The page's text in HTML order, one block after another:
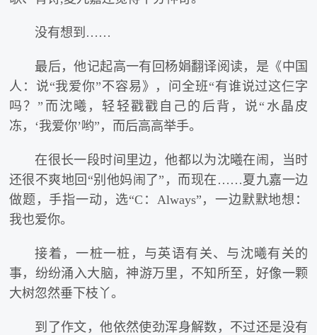
没有想到……
最后，他记起高一有回杨娟翻译阅读，是《中国
人：说“我爱你”不容易》，问全班“有谁说过这仨字
吗？”而沈曦，轻轻戳戳自己的后背，说“水晶皮
冻，‘我爱你’哟”，而后高高举手。
在很长一段时间里边，他都以为沈曦在闹，当时
还很不爽地回“别他妈闹了”，而现在……夏九嘉一边
做题，手指一动，选“C：Always”，一边默默地想：
我也爱你。
接着，一桩一桩，与英语有关、与沈曦有关的
事，纷纷涌入大脑，神游万里，不知所至，好像一颗
大树忽然垂下枝丫。
到了作文，他依然使劲浑身解数，不过还是没有